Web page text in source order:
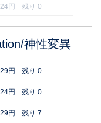
24円 残り 0
神性変異
29円 残り 0
24円 残り 0
29円 残り 7